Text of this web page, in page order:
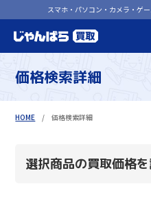
スマホ・パソコン・カメラ・ゲ
価格検索詳細
HOME 価格検索詳細
選択商品の買取価格